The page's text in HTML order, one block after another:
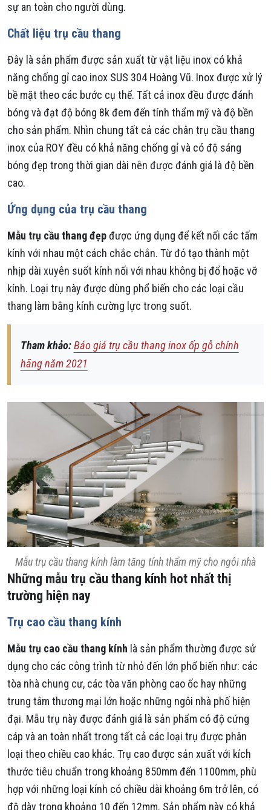
sự an toàn cho người dùng.
Chất liệu trụ cầu thang
Đây là sản phẩm được sản xuất từ vật liệu inox có khả
năng chống gỉ cao inox SUS 304 Hoàng Vũ. Inox được xử lý
bề mặt theo các bước cụ thể. Tất cả inox đều được đánh
bóng và đạt độ bóng 8k đem đến tính thẩm mỹ và độ bền
cho sản phẩm. Nhìn chung tất cả các chân trụ cầu thang
inox của ROY đều có khả năng chống gỉ và có độ sáng
bóng đẹp trong thời gian dài nên được đánh giá là độ bền
cao.
Ứng dụng của trụ cầu thang
Mẫu trụ cầu thang đẹpđược ứng dụng để kết nối các tấm
kính với nhau một cách chắc chắn. Từ đó tạo thành một
nhịp dài xuyên suốt kính nối với nhau không bị đổ hoặc vỡ
kính. Loại trụ này được dùng phổ biến cho các loại cầu
thang làm bằng kính cường lực trong suốt.
Tham khảo:Báo giá trụ cầu thang inox ốp gỗ chính
hãng năm 2021
Mẫu trụ cầu thang kính làm tăng tính thẩm mỹ cho ngôi nhà
Những mẫu trụ cầu thang kính hot nhất thị
trường hiện nay
Trụ cao cầu thang kính
Mẫu trụ cao cầu thang kính là sản phẩm thường được sử
dụng cho các công trình từ nhỏ đến lớn phổ biến như: các
tòa nhà chung cư, các tòa văn phòng cao ốc hay những
trung tâm thương mại lớn hoặc những ngôi nhà phố hiện
đại. Mẫu trụ này được đánh giá là sản phẩm có độ cứng
cáp và an toàn nhất trong tất cả các loại trụ được phân
loại theo chiều cao khác. Trụ cao được sản xuất với kích
thước tiêu chuẩn trong khoảng 850mm đến 1100mm, phù
hợp với những loại kính có chiều dài khoảng 6m trở lên, có
độ dày trong khoảng 10 đến 12mm. Sản phẩm này có khả